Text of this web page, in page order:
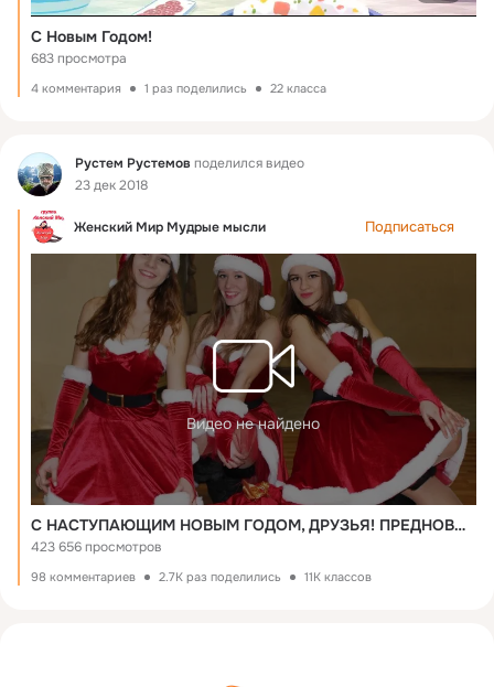
С Новым Годом!
683 просмотра
4 комментария 1 раз поделились 22 класса
Фид Рустем Рустемов поделился видео
23 дек 2018
Женский Мир Мудрые мысли Подписаться
Видео не найдено
С НАСТУПАЮЩИМ НОВЫМ ГОДОМ, ДРУЗЬЯ! ПРЕДНОВОГОДНИЙ ПОЗИТИВ ДЛЯ ВАС!!!
423 656 просмотров
98 комментариев 2.7K раз поделились 11K классов